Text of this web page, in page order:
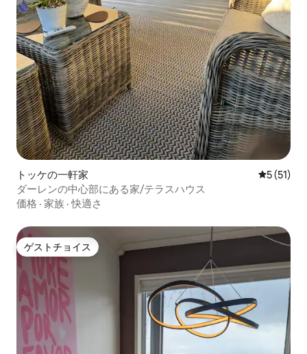
トッケの一軒家 レビュー
5 (51)
ダーレンの中心部にある家/テラスハウス
価格 · 家族 ·快適さ
ゲストチョイス
ゲストチョイス